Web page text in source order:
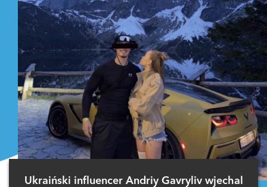
Ukraiński influencer Andriy Gavryliv wjechal